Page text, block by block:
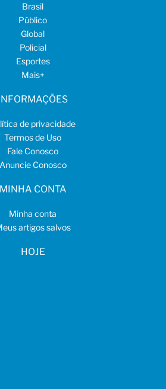
Brasil
Público
Global
Policial
Esportes
Mais+
de privacidade
Termos de Uso
Fale Conosco
Anuncie Conosco
MINHA CONTA
Minha conta
artigos salvos
HOJE